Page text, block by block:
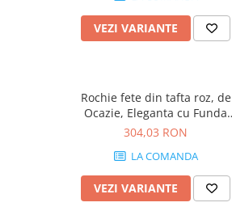
VEZI VARIANTE
Rochie fete din tafta roz, de
Ocazie, Eleganta cu Funda
detașabilă, Charlotte
304,03 RON
LA COMANDA
VEZI VARIANTE